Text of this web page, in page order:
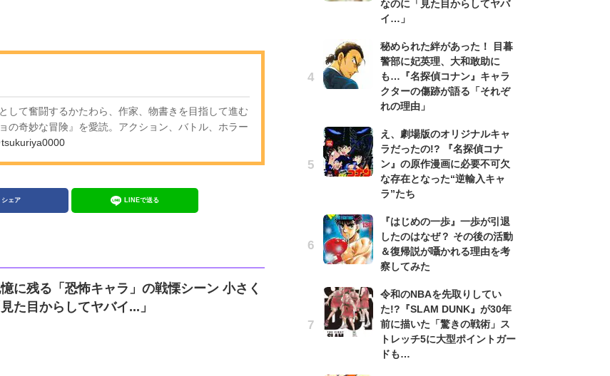
して奮闘するかたわら、作家、物書きを目指して進む
の奇妙な冒険』を愛読。アクション、バトル、ホラー
tsukuriya0000
シェア LINEで送る
に残る「恐怖キャラ」の戦慄シーン 小さく
た目からしてヤバイ...」
なのに「見た目からしてヤバ
イ…」
秘められた絆があった！ 目暮
警部に妃英理、大和敢助に
も…『名探偵コナン』キャラ
クターの傷跡が語る「それぞ
れの理由」
え、劇場版のオリジナルキャ
ラだったの!? 『名探偵コナ
ン』の原作漫画に必要不可欠
な存在となった“逆輸入キャ
ラ”たち
『はじめの一歩』一歩が引退
したのはなぜ？ その後の活動
＆復帰説が囁かれる理由を考
察してみた
令和のNBAを先取りしてい
た!?『SLAM DUNK』が30年
前に描いた「驚きの戦術」ス
トレッチ5に大型ポイントガー
ドも…